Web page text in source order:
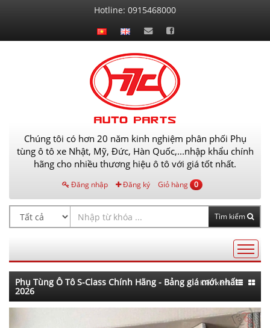
hệ
Hotline: 0915468000
Chúng tôi có hơn 20 năm kinh nghiệm phân phối Phụ
tùng ô tô xe Nhật, Mỹ, Đức, Hàn Quốc,...nhập khẩu chính
hãng cho nhiều thương hiệu ô tô với giá tốt nhất.
Đăng nhập Đăng ký Giỏ hàng 0
Tìm kiếm
AutoPart
Phụ Tùng Ô Tô S-Class Chính Hãng - Bảng giá mới nhất
2026
Kiểu xem: